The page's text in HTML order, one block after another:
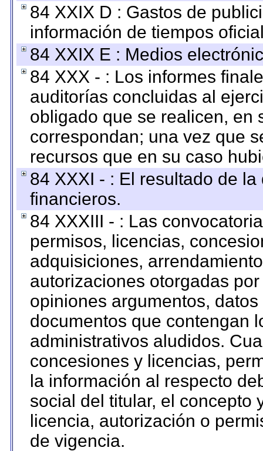
84 XXIX D : Gastos de
información de tiempos
84 XXIX E : Medios
84 XXX - : Los informes
auditorías concluidas al
obligado que se realicen, en
correspondan; una vez que
recursos que en su caso
84 XXXI - : El resultado de
financieros.
84 XXXIII - : Las
permisos, licencias,
adquisiciones,
autorizaciones otorgadas
opiniones argumentos,
documentos que contengan
administrativos aludidos.
concesiones y licencias,
la información al respecto
social del titular, el concepto
licencia, autorización o
de vigencia.